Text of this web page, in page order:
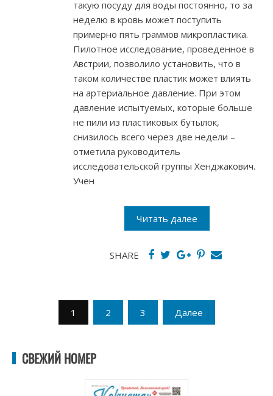
такую посуду для воды постоянно, то за
неделю в кровь может поступить
примерно пять граммов микропластика.
Пилотное исследование, проведенное в
Австрии, позволило установить, что в
таком количестве пластик может влиять
на артериальное давление. При этом
давление испытуемых, которые больше
не пили из пластиковых бутылок,
снизилось всего через две недели –
отметила руководитель
исследовательской группы Хенджакович.
Учен
Читать далее
SHARE
Пагинация
записей
1 2 3 Далее
СВЕЖИЙ НОМЕР